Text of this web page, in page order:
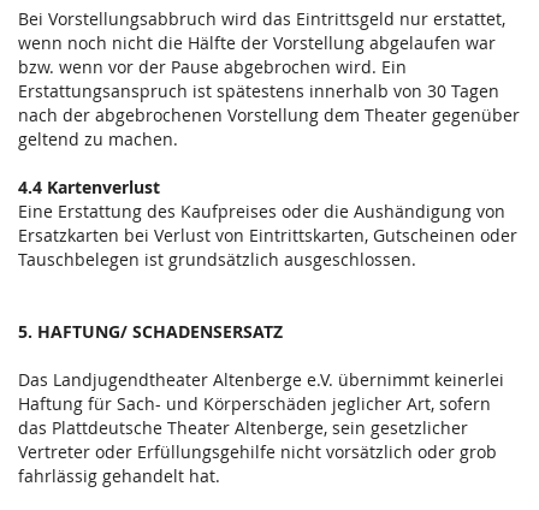
Bei Vorstellungsabbruch wird das Eintrittsgeld nur erstattet,
wenn noch nicht die Hälfte der Vorstellung abgelaufen war
bzw. wenn vor der Pause abgebrochen wird. Ein
Erstattungsanspruch ist spätestens innerhalb von 30 Tagen
nach der abgebrochenen Vorstellung dem Theater gegenüber
geltend zu machen.
4.4 Kartenverlust
Eine Erstattung des Kaufpreises oder die Aushändigung von
Ersatzkarten bei Verlust von Eintrittskarten, Gutscheinen oder
Tauschbelegen ist grundsätzlich ausgeschlossen.
5. HAFTUNG/ SCHADENSERSATZ
Das Landjugendtheater Altenberge e.V. übernimmt keinerlei
Haftung für Sach- und Körperschäden jeglicher Art, sofern
das Plattdeutsche Theater Altenberge, sein gesetzlicher
Vertreter oder Erfüllungsgehilfe nicht vorsätzlich oder grob
fahrlässig gehandelt hat.